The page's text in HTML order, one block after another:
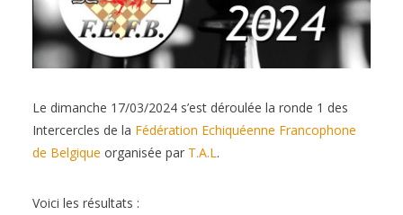
Le dimanche 17/03/2024 s’est déroulée la ronde 1 des
Intercercles de la Fédération Echiquéenne Francophone
de Belgique organisée par T.A.L.
Voici les résultats :